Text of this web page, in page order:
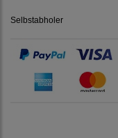
Selbstabholer